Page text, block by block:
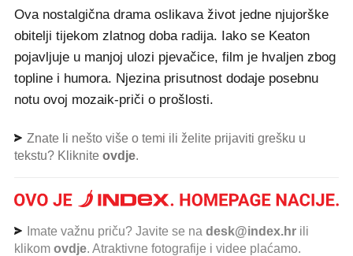
Ova nostalgična drama oslikava život jedne njujorške
obitelji tijekom zlatnog doba radija. Iako se Keaton
pojavljuje u manjoj ulozi pjevačice, film je hvaljen zbog
topline i humora. Njezina prisutnost dodaje posebnu
notu ovoj mozaik-priči o prošlosti.
Znate li nešto više o temi ili želite prijaviti grešku u
tekstu? Kliknite ovdje.
Imate važnu priču? Javite se na desk@index.hr ili
klikom ovdje. Atraktivne fotografije i videe plaćamo.